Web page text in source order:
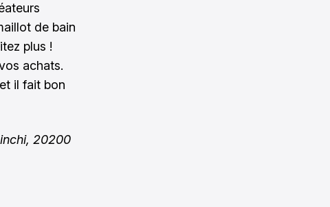
de bain
plus !
achats.
il fait bon
20200